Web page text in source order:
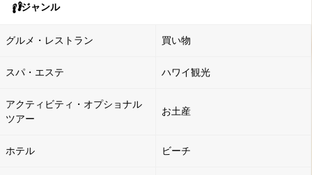
ジャンル
グルメ・レストラン 買い物
スパ・エステ ハワイ観光
アクティビティ・オプショナル
ツアー
お土産
ホテル ビーチ